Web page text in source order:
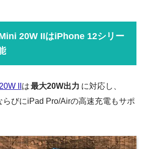
20W IIはiPhone 12シリー
II は最大20W出力 に対応し、
びにiPad Pro/Airの高速充電もサポ